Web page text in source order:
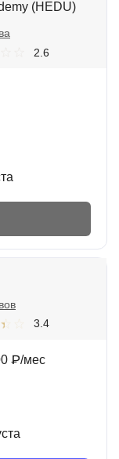
(HEDU)
2.6
3.4
₽/мес